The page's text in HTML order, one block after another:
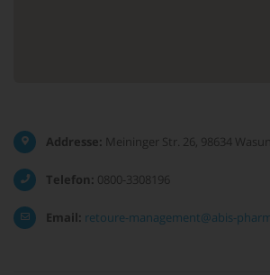
Addresse: Meininger Str. 26, 98634
Telefon: 0800-3308196
Email: retoure-management@abis-